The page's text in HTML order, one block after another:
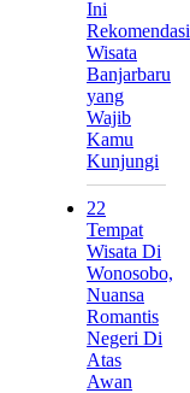
Ini
Rekomendasi
Wisata
Banjarbaru
yang
Wajib
Kamu
Kunjungi
22
Tempat
Wisata Di
Wonosobo,
Nuansa
Romantis
Negeri Di
Atas
Awan